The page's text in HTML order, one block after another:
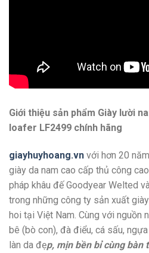
Giới thiệu sản phẩm Giày lười
loafer LF2499 chính hãng
giayhuyhoang.vn với hơn 20
giày da nam cao cấp thủ công
pháp khâu đế Goodyear Welted
trong những công ty sản xuất
hoi tại Việt Nam. Cùng với nguồn
bê (bò con), đà điểu, cá sấu,
làn da đẹp, mịn bền bỉ cùng bàn